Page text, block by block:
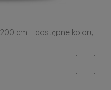
cm – dostępne kolory